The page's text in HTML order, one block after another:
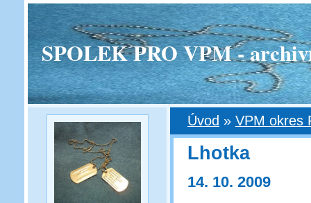
SPOLEK PRO VPM -
Úvod » VPM okres
Lhotka
14. 10. 2009